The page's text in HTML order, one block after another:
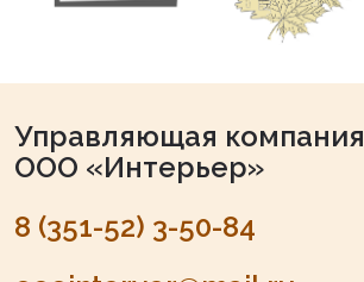
Управляющая компания
ООО «Интерьер»
8 (351-52) 3-50-84